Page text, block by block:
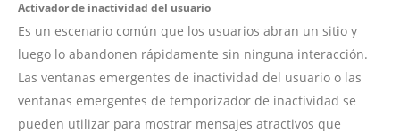
Activador de inactividad del usuario
Es un escenario común que los usuarios abran un sitio y
luego lo abandonen rápidamente sin ninguna interacción.
Las ventanas emergentes de inactividad del usuario o las
ventanas emergentes de temporizador de inactividad se
pueden utilizar para mostrar mensajes atractivos que